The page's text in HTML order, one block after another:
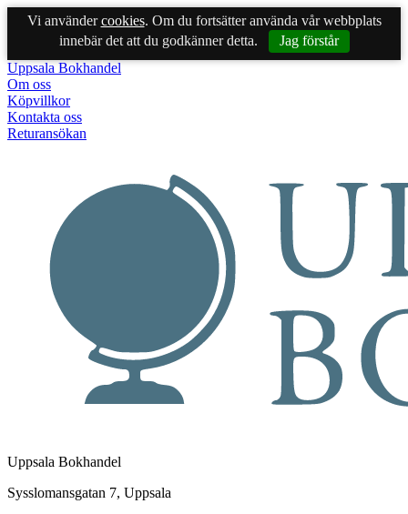
Vi användercookies. Om du fortsätter använda vår webbplats
innebär det att du godkänner detta.
Jag förstår
Uppsala Bokhandel
Om oss
Köpvillkor
Kontakta oss
Returansökan
Uppsala Bokhandel
Sysslomansgatan 7, Uppsala